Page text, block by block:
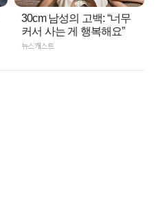
30cm 남성의 고백: “너무
커서 사는 게 행복해요”
뉴스캐스트